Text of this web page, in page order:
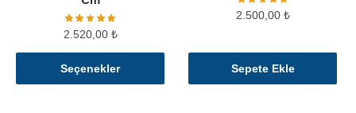
2.520,00 ₺
Seçenekler
Bu
ürünün
2.500,00 ₺
Sepete Ekle